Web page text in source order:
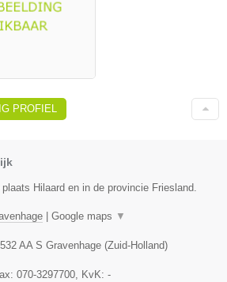
PROFIEL
Hilaard en in de provincie Friesland.
| Google maps ▼
AA S Gravenhage (Zuid-Holland)
070-3297700 , KvK: -